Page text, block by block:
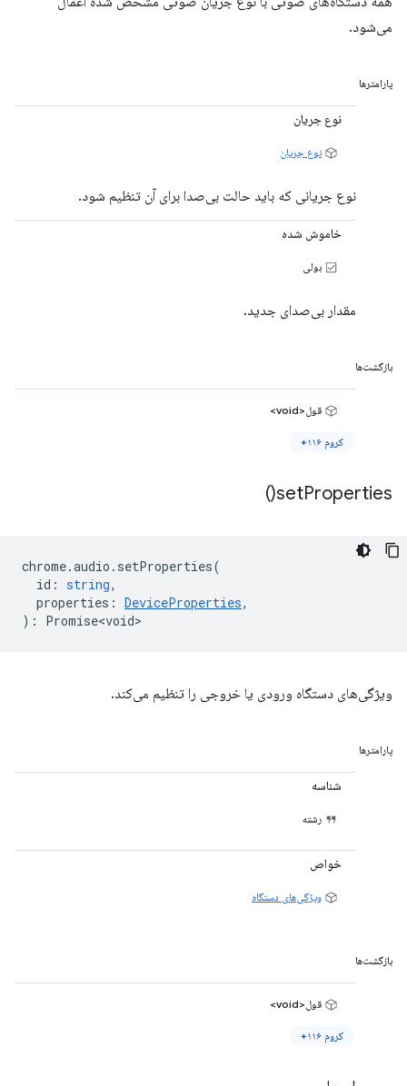
می‌شود.
پارامترها
نوع جریان
نوع جریان
نوع جریانی که باید حالت بی‌صدا برای آن تنظیم شود.
خاموش شده
بولی
مقدار بی‌صدای جدید.
بازگشت‌ها
قول<void>
کروم ۱۱۶+
setProperties(
)
chrome.audio . setProperties(
id : string,
properties : DeviceProperties,
) : Promise<void>
ویژگی‌های دستگاه ورودی یا خروجی را تنظیم می‌کند.
پارامترها
شناسه
رشته
خواص
ویژگی‌های دستگاه
بازگشت‌ها
قول<void>
کروم ۱۱۶+